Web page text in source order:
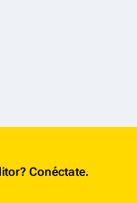
Conéctate.